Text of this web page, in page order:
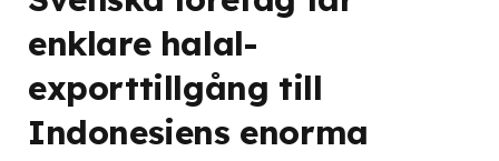
enklare halal-
exporttillgång till
Indonesiens enorma